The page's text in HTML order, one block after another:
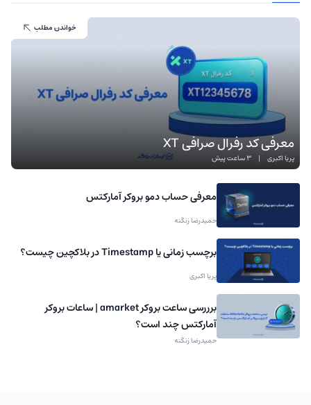
معرفی کد رفرال صرافی XT
پریا اکبری | 3 ساعت پیش
خواندن مطلب
معرفی حساب دمو بروکر آمارکتس
حمیدرضا زنگنه
برچسب زمانی یا Timestamp در بلاکچین چیست؟
پریا اکبری
برررسی ساعت بروکر amarket | ساعات بروکر
آمارکتس چند است؟
حمیدرضا زنگنه